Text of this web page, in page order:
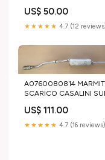
AR0081941
US$ 50.00
★★★★★ 4.7 (12
A0760080814
SCARICO CASALINI
US$ 111.00
★★★★★ 4.7 (16 reviews)